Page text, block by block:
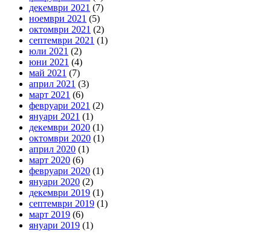
декември 2021 (7)
ноември 2021 (5)
октомври 2021 (2)
септември 2021 (1)
юли 2021 (2)
юни 2021 (4)
май 2021 (7)
април 2021 (3)
март 2021 (6)
февруари 2021 (2)
януари 2021 (1)
декември 2020 (1)
октомври 2020 (1)
април 2020 (1)
март 2020 (6)
февруари 2020 (1)
януари 2020 (2)
декември 2019 (1)
септември 2019 (1)
март 2019 (6)
януари 2019 (1)